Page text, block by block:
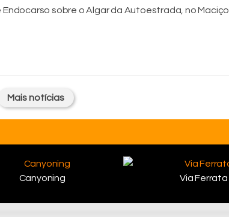
sobre o Algar da Autoestrada, no Maciço
Mais notícias
Canyoning Via Ferrata